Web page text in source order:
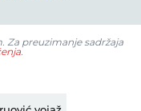
Za preuzimanje sadržaja
.